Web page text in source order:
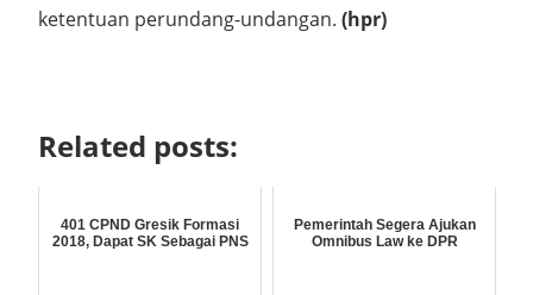
ketentuan perundang-undangan. (hpr)
Related posts:
401 CPND Gresik Formasi
2018, Dapat SK Sebagai PNS
Pemerintah Segera Ajukan
Omnibus Law ke DPR